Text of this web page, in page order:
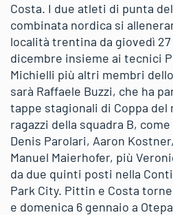
Costa. I due atleti di punta
combinata nordica si
località trentina da giovedì 27
dicembre insieme ai tecnici
Michielli più altri membri
sarà Raffaele Buzzi, che ha
tappe stagionali di Coppa del
ragazzi della squadra B,
Denis Parolari, Aaron
Manuel Maierhofer, più
da due quinti posti nella
Park City. Pittin e Costa
e domenica 6 gennaio a